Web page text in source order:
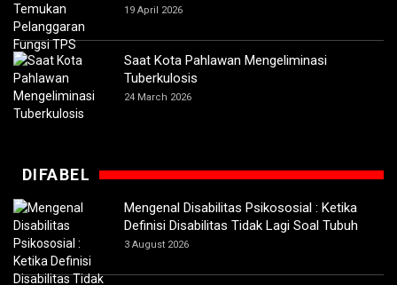
19 April 2026
Saat Kota Pahlawan Mengeliminasi
Tuberkulosis
24 March 2026
DIFABEL
Mengenal Disabilitas Psikososial : Ketika
Definisi Disabilitas Tidak Lagi Soal Tubuh
3 August 2026